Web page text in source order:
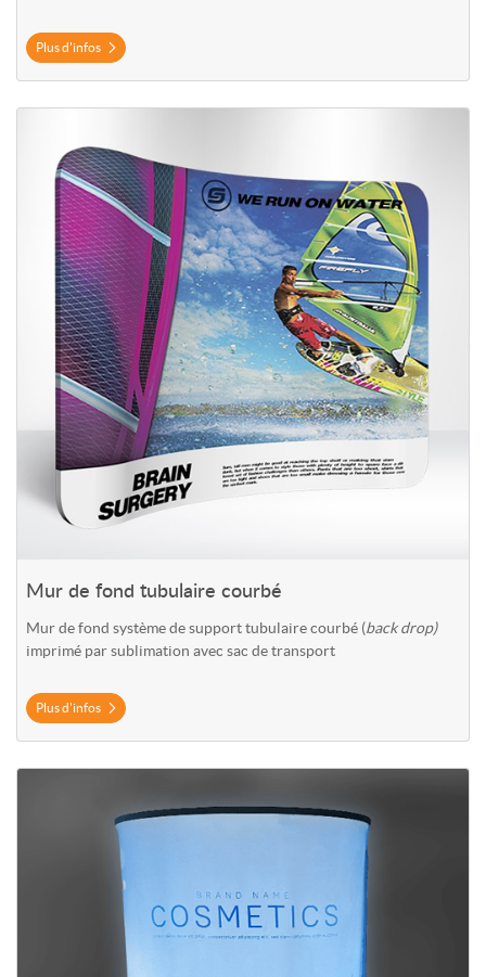
Plus d'infos
Mur de fond tubulaire courbé
Mur de fond système de support tubulaire courbé (back drop)
imprimé par sublimation avec sac de transport
Plus d'infos